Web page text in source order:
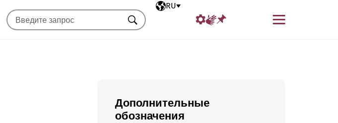
Выбранный язык
RU
Меню
Искать
Дополнительные
обозначения